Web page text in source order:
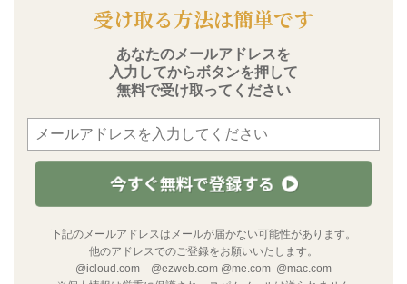
受け取る方法は簡単です
あなたのメールアドレスを
入力してからボタンを押して
無料で受け取ってください
今すぐ無料で登録する
下記のメールアドレスはメールが届かない可能性があります。
他のアドレスでのご登録をお願いいたします。
@icloud.com @ezweb.com @me.com @mac.com